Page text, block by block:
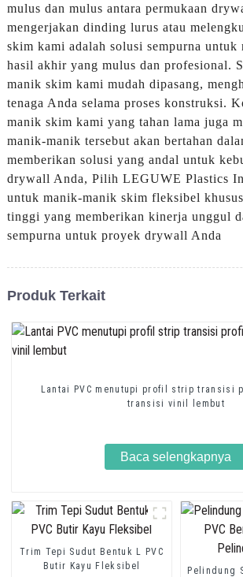
mulus dan mulus antara permukaan
mengerjakan dinding lurus atau
skim kami adalah solusi sempurna untuk
hasil akhir yang mulus dan profesional.
manik skim kami mudah dipasang,
tenaga Anda selama proses konstruksi.
manik skim kami yang tahan lama juga
manik-manik tersebut akan bertahan
memberikan solusi yang andal untuk
drywall Anda, Pilih LEGUWE Plastics
untuk manik-manik skim fleksibel
tinggi yang memberikan kinerja unggul
sempurna untuk proyek drywall Anda
Produk Terkait
Lantai PVC menutupi profil strip transisi
transisi vinil lembut
Baca selengkapnya
Trim Tepi Sudut Bentuk L PVC
Butir Kayu Fleksibel
Pelindung